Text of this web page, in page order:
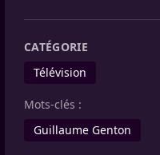
CATÉGORIE
Télévision
Mots-clés :
Guillaume Genton